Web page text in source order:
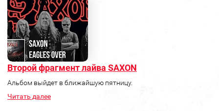
Второй фрагмент лайва SAXON
Альбом выйдет в ближайшую пятницу.
Читать далее